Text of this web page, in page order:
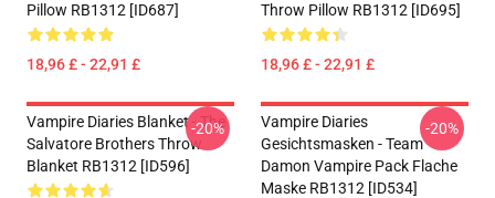
Pillow RB1312 [ID687]
18,96 £ - 22,91 £
Throw Pillow RB1312 [ID695]
18,96 £ - 22,91 £
Vampire Diaries Blanket - The
Salvatore Brothers Throw
Blanket RB1312 [ID596]
-20%
Vampire Diaries
Gesichtsmasken - Team
Damon Vampire Pack Flache
Maske RB1312 [ID534]
-20%